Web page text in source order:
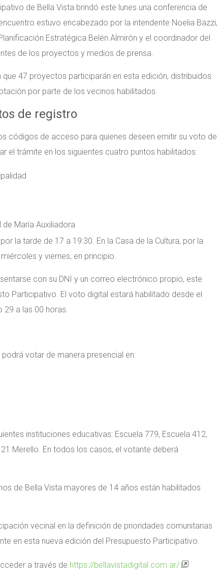
de Bella Vista brindó este lunes una conferencia de
estuvo encabezado por la intendente Noelia Bazzi,
Estratégica Belén Almirón y el coordinador del
de los proyectos y medios de prensa.
47 proyectos participarán en esta edición, distribuidos
por parte de los vecinos habilitados.
de registro
códigos de acceso para quienes deseen emitir su voto de
el trámite en los siguientes cuatro puntos habilitados:
María Auxiliadora
la tarde de 17 a 19:30. En la Casa de la Cultura, por la
y viernes, en principio.
con su DNI y un correo electrónico propio, este
Participativo. El voto digital estará habilitado desde el
a las 00 horas.
votar de manera presencial en:
instituciones educativas: Escuela 779, Escuela 412,
Merello. En todos los casos, el votante deberá
de Bella Vista mayores de 14 años están habilitados
vecinal en la definición de prioridades comunitarias
en esta nueva edición del Presupuesto Participativo.
a través de https://bellavistadigital.com.ar/